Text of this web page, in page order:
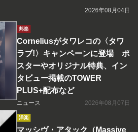
2026年08月04日
邦楽
Corneliusがタワレコの〈タワ
ラブ!〉キャンペーンに登場 ポ
スターやオリジナル特典、イン
タビュー掲載のTOWER
PLUS+配布など
ニュース 2026年08月07日
洋楽
マッシヴ・アタック（Massive